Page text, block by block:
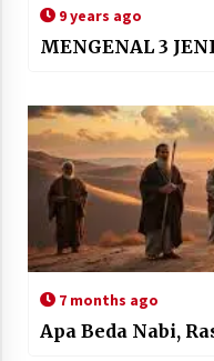
9 years ago
MENGENAL 3
7 months ago
Apa Beda Nabi,